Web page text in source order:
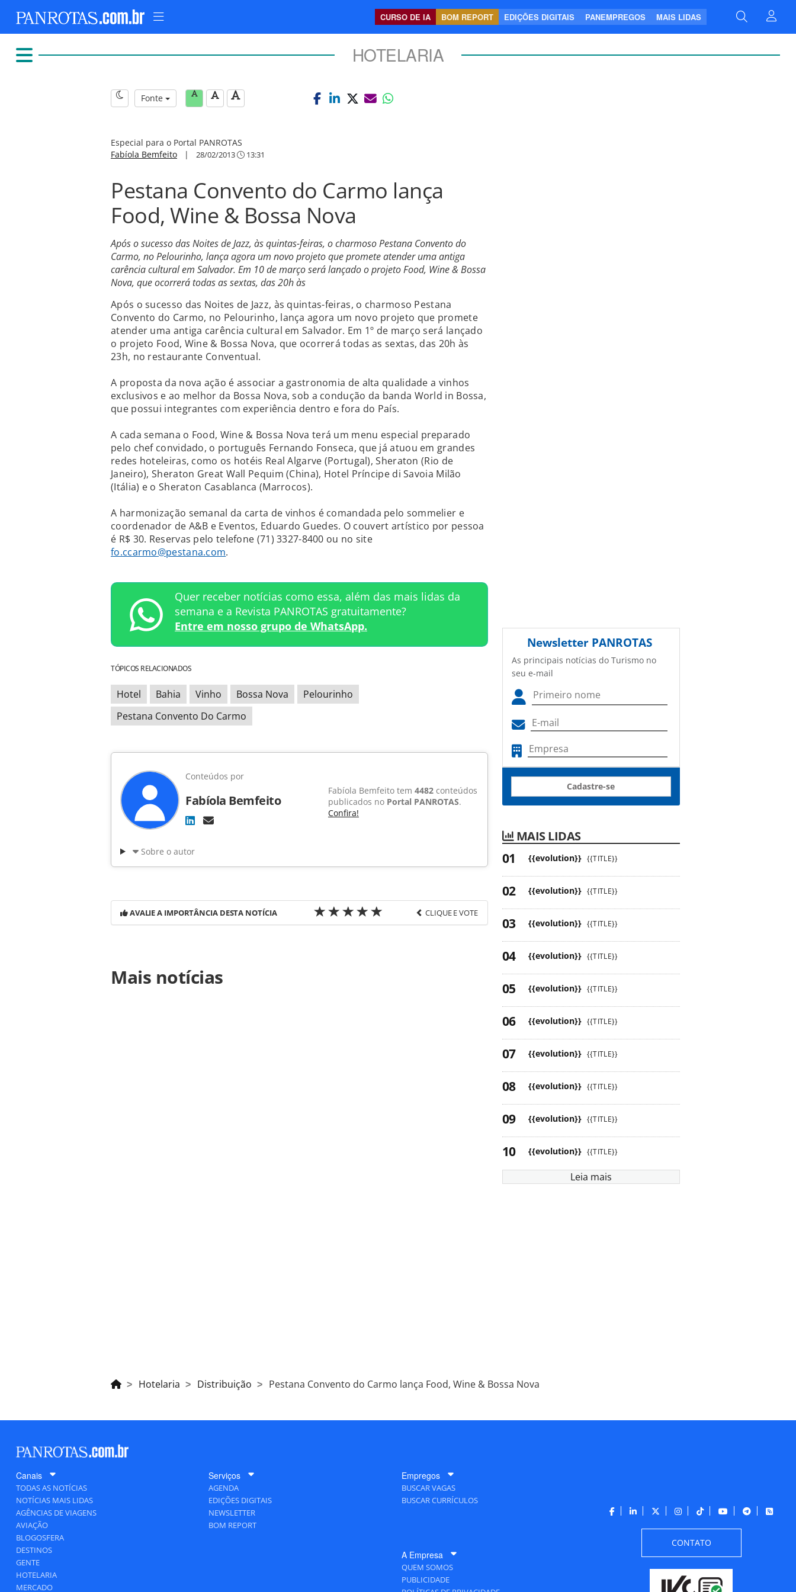
CURSO DE IA BOM REPORT EDIÇÕES DIGITAIS PANEMPREGOS MAIS LIDAS
HOTELARIA
Fonte
Especial para o Portal PANROTAS
Fabíola Bemfeito | 28/02/2013 13:31
Pestana Convento do Carmo lança
Food, Wine & Bossa Nova
Após o sucesso das Noites de Jazz, às quintas-feiras, o charmoso Pestana Convento do
Carmo, no Pelourinho, lança agora um novo projeto que promete atender uma antiga
carência cultural em Salvador. Em 10 de março será lançado o projeto Food, Wine & Bossa
Nova, que ocorrerá todas as sextas, das 20h às
Após o sucesso das Noites de Jazz, às quintas-feiras, o charmoso Pestana
Convento do Carmo, no Pelourinho, lança agora um novo projeto que promete
atender uma antiga carência cultural em Salvador. Em 1º de março será lançado
o projeto Food, Wine & Bossa Nova, que ocorrerá todas as sextas, das 20h às
23h, no restaurante Conventual.
A proposta da nova ação é associar a gastronomia de alta qualidade a vinhos
exclusivos e ao melhor da Bossa Nova, sob a condução da banda World in Bossa,
que possui integrantes com experiência dentro e fora do País.
A cada semana o Food, Wine & Bossa Nova terá um menu especial preparado
pelo chef convidado, o português Fernando Fonseca, que já atuou em grandes
redes hoteleiras, como os hotéis Real Algarve (Portugal), Sheraton (Rio de
Janeiro), Sheraton Great Wall Pequim (China), Hotel Príncipe di Savoia Milão
(Itália) e o Sheraton Casablanca (Marrocos).
A harmonização semanal da carta de vinhos é comandada pelo sommelier e
coordenador de A&B e Eventos, Eduardo Guedes. O couvert artístico por pessoa
é R$ 30. Reservas pelo telefone (71) 3327-8400 ou no site
fo.ccarmo@pestana.com.
Quer receber notícias como essa, além das mais lidas da
semana e a Revista PANROTAS gratuitamente?
Entre em nosso grupo de WhatsApp.
TÓPICOS RELACIONADOS
Hotel Bahia Vinho Bossa Nova
Pelourinho
Pestana Convento Do Carmo
Conteúdos por
Fabíola Bemfeito
Fabíola Bemfeito tem 4482 conteúdos
publicados no Portal PANROTAS.
Confira!
Sobre o autor
AVALIE A IMPORTÂNCIA DESTA NOTÍCIA CLIQUE E VOTE
https://www.panrotas.com.br/noticia-turismo/hotelaria/2013/02/pestana-convento-do-
carmo-lanca-food-wine-bossa-nova-_85786.html ou as ferramentas oferecidas na
Mais notícias
Newsletter PANROTAS
As principais notícias do Turismo no
seu e-mail
Cadastre-se
MAIS LIDAS
{{evolution}} {{TITLE}}
{{evolution}} {{TITLE}}
{{evolution}} {{TITLE}}
{{evolution}} {{TITLE}}
{{evolution}} {{TITLE}}
{{evolution}} {{TITLE}}
{{evolution}} {{TITLE}}
{{evolution}} {{TITLE}}
{{evolution}} {{TITLE}}
{{evolution}} {{TITLE}}
Leia mais
Hotelaria Distribuição Pestana Convento do Carmo lança Food, Wine & Bossa Nova
Canais
TODAS AS NOTÍCIAS
NOTÍCIAS MAIS LIDAS
AGÊNCIAS DE VIAGENS
AVIAÇÃO
BLOGOSFERA
DESTINOS
GENTE
HOTELARIA
MERCADO
Serviços
AGENDA
EDIÇÕES DIGITAIS
NEWSLETTER
BOM REPORT
Empregos
BUSCAR VAGAS
BUSCAR CURRÍCULOS
A Empresa
QUEM SOMOS
PUBLICIDADE
CONTATO